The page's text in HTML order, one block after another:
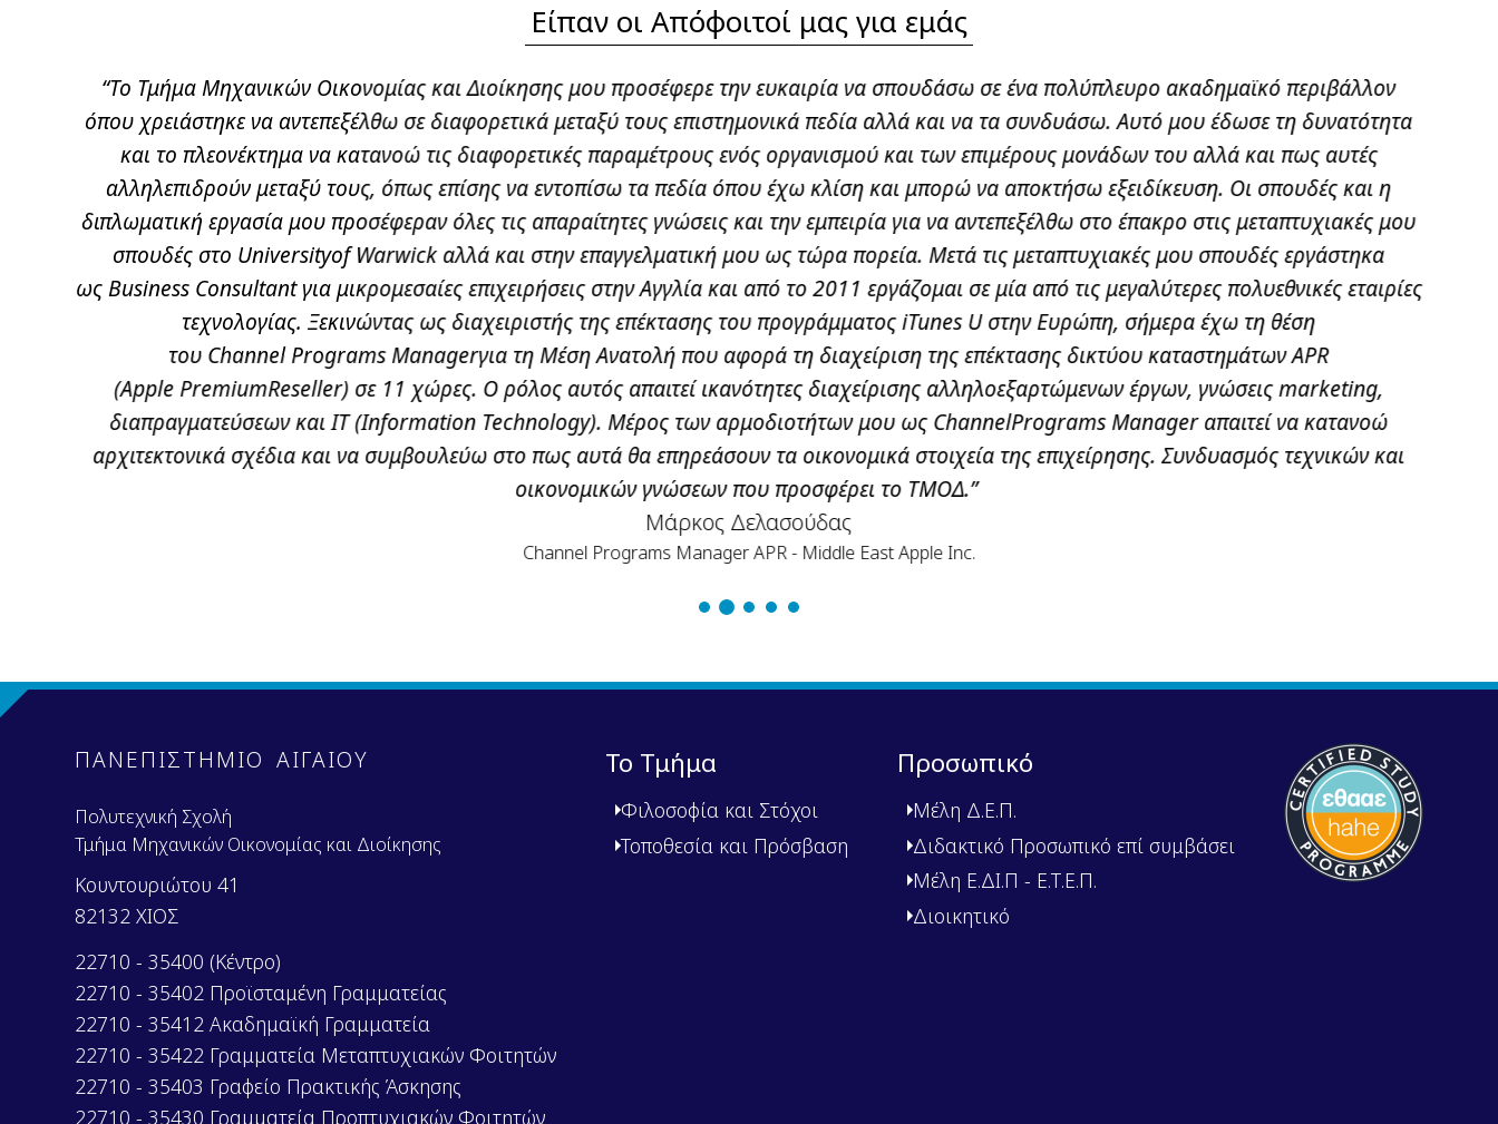
Είπαν οι Απόφοιτοί μας για εμάς
“Το Τμήμα Μηχανικών Οικονομίας και Διοίκησης μου προσέφερε την ευκαιρία να σπουδάσω σε ένα πολύπλευρο ακαδημαϊκό περιβάλλον
όπου χρειάστηκε να αντεπεξέλθω σε διαφορετικά μεταξύ τους επιστημονικά πεδία αλλά και να τα συνδυάσω. Αυτό μου έδωσε τη δυνατότητα
και το πλεονέκτημα να κατανοώ τις διαφορετικές παραμέτρους ενός οργανισμού και των επιμέρους μονάδων του αλλά και πως αυτές
αλληλεπιδρούν μεταξύ τους, όπως επίσης να εντοπίσω τα πεδία όπου έχω κλίση και μπορώ να αποκτήσω εξειδίκευση. Οι σπουδές και η
διπλωματική εργασία μου προσέφεραν όλες τις απαραίτητες γνώσεις και την εμπειρία για να αντεπεξέλθω στο έπακρο στις μεταπτυχιακές μου
σπουδές στο Universityof Warwick αλλά και στην επαγγελματική μου ως τώρα πορεία. Μετά τις μεταπτυχιακές μου σπουδές εργάστηκα
ως Business Consultant για μικρομεσαίες επιχειρήσεις στην Αγγλία και από το 2011 εργάζομαι σε μία από τις μεγαλύτερες πολυεθνικές εταιρίες
τεχνολογίας. Ξεκινώντας ως διαχειριστής της επέκτασης του προγράμματος iTunes U στην Ευρώπη, σήμερα έχω τη θέση
του Channel Programs Managerγια τη Μέση Ανατολή που αφορά τη διαχείριση της επέκτασης δικτύου καταστημάτων APR
(Apple PremiumReseller) σε 11 χώρες. Ο ρόλος αυτός απαιτεί ικανότητες διαχείρισης αλληλοεξαρτώμενων έργων, γνώσεις marketing,
διαπραγματεύσεων και IT (Information Technology). Μέρος των αρμοδιοτήτων μου ως ChannelPrograms Manager απαιτεί να κατανοώ
αρχιτεκτονικά σχέδια και να συμβουλεύω στο πως αυτά θα επηρεάσουν τα οικονομικά στοιχεία της επιχείρησης. Συνδυασμός τεχνικών και
οικονομικών γνώσεων που προσφέρει το TΜΟΔ.”
Μάρκος Δελασούδας
Channel Programs Manager APR - Middle East Apple Inc.
ΠΑΝΕΠΙΣΤΗΜΙΟ ΑΙΓΑΙΟΥ
Πολυτεχνική Σχολή
Τμήμα Μηχανικών Οικονομίας και Διοίκησης
Κουντουριώτου 41
82132 ΧΙΟΣ
22710 - 35400 (Κέντρο)
22710 - 35402 Προϊσταμένη Γραμματείας
22710 - 35412 Ακαδημαϊκή Γραμματεία
22710 - 35422 Γραμματεία Μεταπτυχιακών Φοιτητών
22710 - 35403 Γραφείο Πρακτικής Άσκησης
22710 - 35430 Γραμματεία Προπτυχιακών Φοιτητών
Το Τμήμα
Φιλοσοφία και Στόχοι
Τοποθεσία και Πρόσβαση
Προσωπικό
Μέλη Δ.Ε.Π.
Διδακτικό Προσωπικό επί συμβάσει
Μέλη Ε.ΔΙ.Π - Ε.Τ.Ε.Π.
Διοικητικό